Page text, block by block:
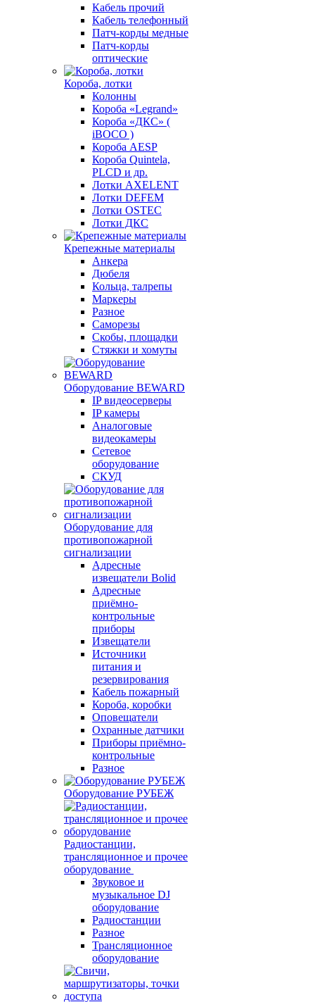
Кабель прочий
Кабель телефонный
Патч-корды медные
Патч-корды
оптические
Короба, лотки
Колонны
Короба «Legrand»
Короба «ДКС» (
iBOCO )
Короба AESP
Короба Quintela,
PLCD и др.
Лотки AXELENT
Лотки DEFEM
Лотки OSTEC
Лотки ДКС
Крепежные материалы
Анкера
Дюбеля
Кольца, талрепы
Маркеры
Разное
Саморезы
Скобы, площадки
Стяжки и хомуты
Оборудование BEWARD
IP видеосерверы
IP камеры
Аналоговые
видеокамеры
Сетевое
оборудование
СКУД
Оборудование для
противопожарной
сигнализации
Адресные
извещатели Bolid
Адресные
приёмно-
контрольные
приборы
Извещатели
Источники
питания и
резервирования
Кабель пожарный
Короба, коробки
Оповещатели
Охранные датчики
Приборы приёмно-
контрольные
Разное
Оборудование РУБЕЖ
Радиостанции,
трансляционное и прочее
оборудование
Звуковое и
музыкальное DJ
оборудование
Радиостанции
Разное
Трансляционное
оборудование